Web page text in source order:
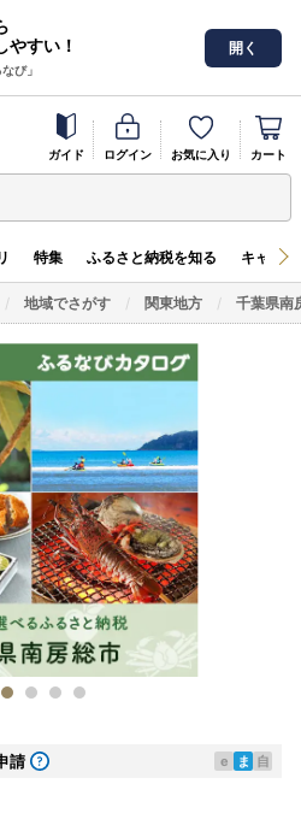
やすい！
び」
開く
ガイド ログイン お気に入り カート
特集 ふるさと納税を知る キャン
地域でさがす 関東地方 千葉県南
請 e ま 自